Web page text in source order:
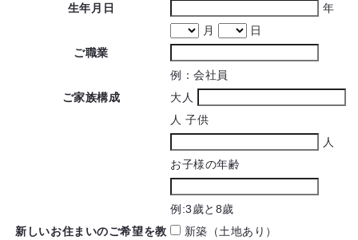
生年月日
年
月
日
ご職業
例：会社員
ご家族構成
大人
人 子供
人
お子様の年齢
例:3歲と8歲
新しいお住まいのご希望を教
新築（土地あり）